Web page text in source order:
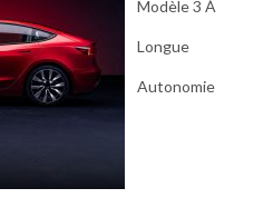
Modèle 3 À
Longue
Autonomie